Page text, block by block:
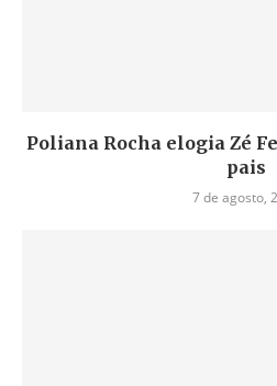
Poliana Rocha elogia Zé
pais
7 de agosto,